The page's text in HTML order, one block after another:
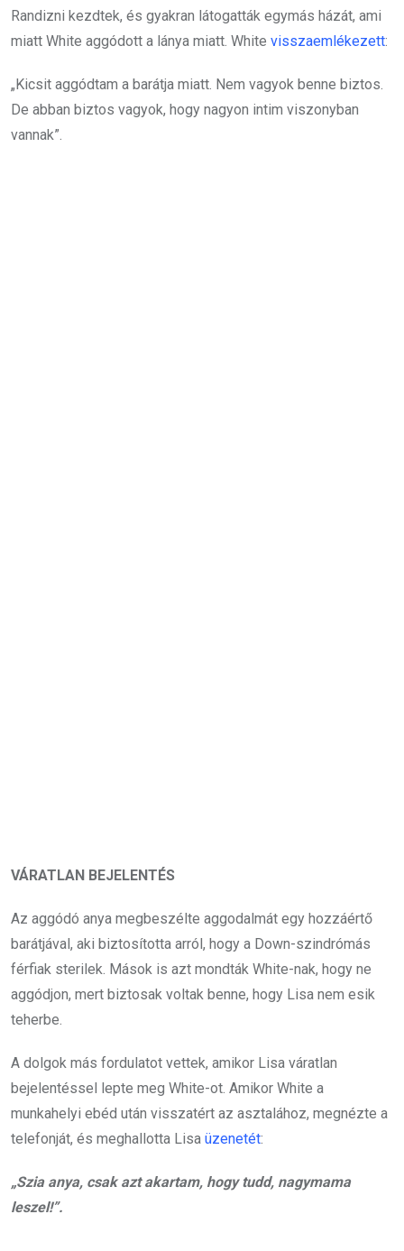
Randizni kezdtek, és gyakran látogatták egymás házát, ami
miatt White aggódott a lánya miatt. White visszaemlékezett:
„Kicsit aggódtam a barátja miatt. Nem vagyok benne biztos.
De abban biztos vagyok, hogy nagyon intim viszonyban
vannak”.
VÁRATLAN BEJELENTÉS
Az aggódó anya megbeszélte aggodalmát egy hozzáértő
barátjával, aki biztosította arról, hogy a Down-szindrómás
férfiak sterilek. Mások is azt mondták White-nak, hogy ne
aggódjon, mert biztosak voltak benne, hogy Lisa nem esik
teherbe.
A dolgok más fordulatot vettek, amikor Lisa váratlan
bejelentéssel lepte meg White-ot. Amikor White a
munkahelyi ebéd után visszatért az asztalához, megnézte a
telefonját, és meghallotta Lisa üzenetét:
„Szia anya, csak azt akartam, hogy tudd, nagymama
leszel!”.